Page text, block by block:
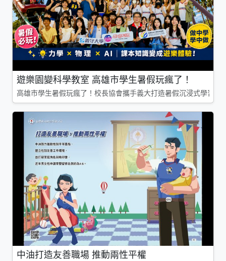
遊樂園變科學教室 高雄市學生暑假玩瘋了！
高雄市學生暑假玩瘋了！校長協會攜手義大打造暑假沉浸式學習基
中油打造友善職場 推動兩性平權